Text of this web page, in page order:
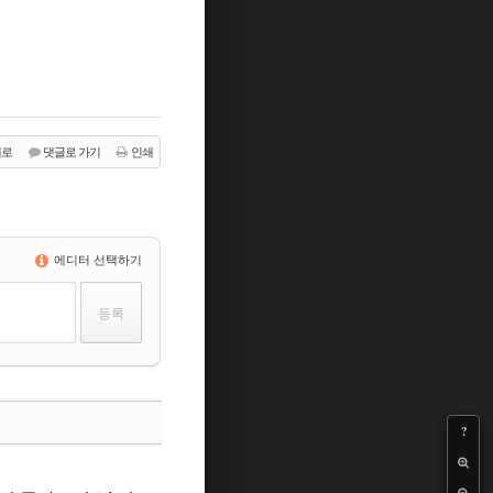
?
댓글로 가기 인쇄
에디터 선택하기